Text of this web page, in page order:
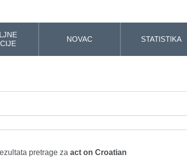
NOVAC STATISTIKA
pretrage za act on Croatian